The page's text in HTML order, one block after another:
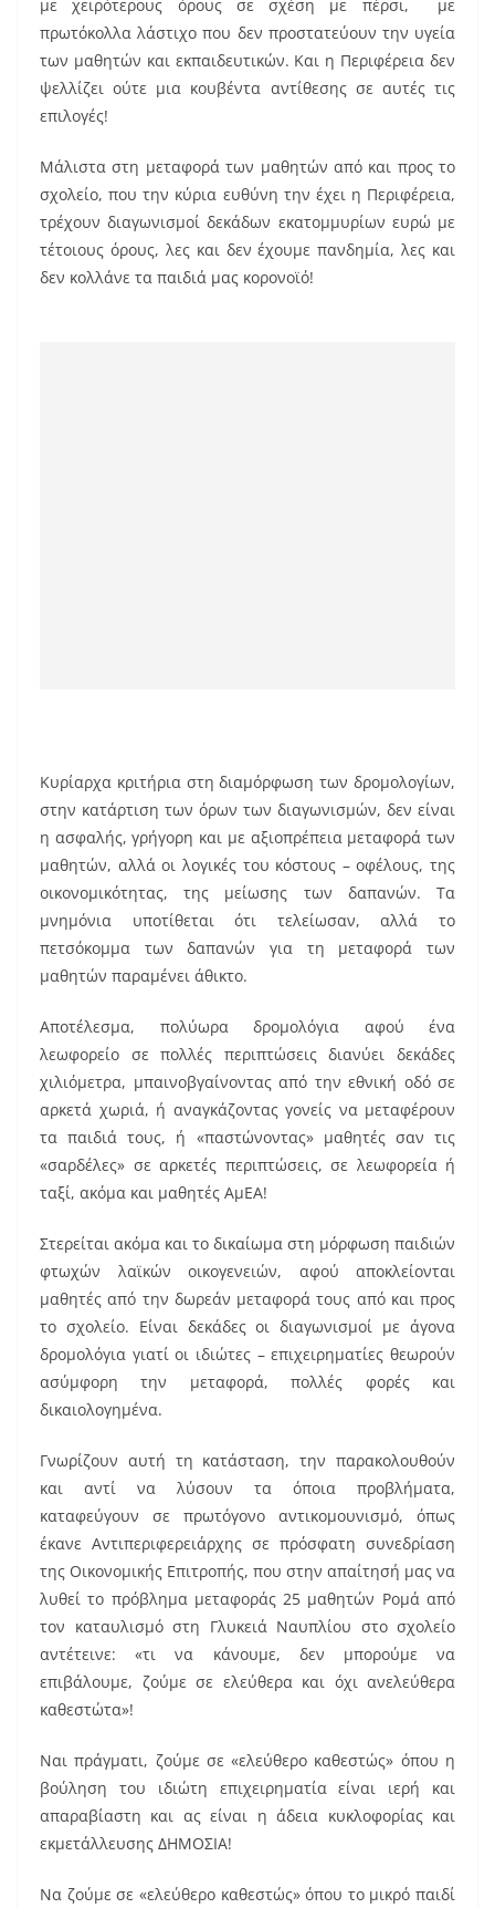
e
b
o
o
k
l e
st
με χειρότερους όρους σε σχέση με πέρσι, με
πρωτόκολλα λάστιχο που δεν προστατεύουν την υγεία
των μαθητών και εκπαιδευτικών. Και η Περιφέρεια δεν
ψελλίζει ούτε μια κουβέντα αντίθεσης σε αυτές τις
επιλογές!
Μάλιστα στη μεταφορά των μαθητών από και προς το
σχολείο, που την κύρια ευθύνη την έχει η Περιφέρεια,
τρέχουν διαγωνισμοί δεκάδων εκατομμυρίων ευρώ με
τέτοιους όρους, λες και δεν έχουμε πανδημία, λες και
δεν κολλάνε τα παιδιά μας κορονοϊό!
Κυρίαρχα κριτήρια στη διαμόρφωση των δρομολογίων,
στην κατάρτιση των όρων των διαγωνισμών, δεν είναι
η ασφαλής, γρήγορη και με αξιοπρέπεια μεταφορά των
μαθητών, αλλά οι λογικές του κόστους – οφέλους, της
οικονομικότητας, της μείωσης των δαπανών. Τα
μνημόνια υποτίθεται ότι τελείωσαν, αλλά το
πετσόκομμα των δαπανών για τη μεταφορά των
μαθητών παραμένει άθικτο.
Αποτέλεσμα, πολύωρα δρομολόγια αφού ένα
λεωφορείο σε πολλές περιπτώσεις διανύει δεκάδες
χιλιόμετρα, μπαινοβγαίνοντας από την εθνική οδό σε
αρκετά χωριά, ή αναγκάζοντας γονείς να μεταφέρουν
τα παιδιά τους, ή «παστώνοντας» μαθητές σαν τις
«σαρδέλες» σε αρκετές περιπτώσεις, σε λεωφορεία ή
ταξί, ακόμα και μαθητές ΑμΕΑ!
Στερείται ακόμα και το δικαίωμα στη μόρφωση παιδιών
φτωχών λαϊκών οικογενειών, αφού αποκλείονται
μαθητές από την δωρεάν μεταφορά τους από και προς
το σχολείο. Είναι δεκάδες οι διαγωνισμοί με άγονα
δρομολόγια γιατί οι ιδιώτες – επιχειρηματίες θεωρούν
ασύμφορη την μεταφορά, πολλές φορές και
δικαιολογημένα.
Γνωρίζουν αυτή τη κατάσταση, την παρακολουθούν
και αντί να λύσουν τα όποια προβλήματα,
καταφεύγουν σε πρωτόγονο αντικομουνισμό, όπως
έκανε Αντιπεριφερειάρχης σε πρόσφατη συνεδρίαση
της Οικονομικής Επιτροπής, που στην απαίτησή μας να
λυθεί το πρόβλημα μεταφοράς 25 μαθητών Ρομά από
τον καταυλισμό στη Γλυκειά Ναυπλίου στο σχολείο
αντέτεινε: «τι να κάνουμε, δεν μπορούμε να
επιβάλουμε, ζούμε σε ελεύθερα και όχι ανελεύθερα
καθεστώτα»!
Ναι πράγματι, ζούμε σε «ελεύθερο καθεστώς» όπου η
βούληση του ιδιώτη επιχειρηματία είναι ιερή και
απαραβίαστη και ας είναι η άδεια κυκλοφορίας και
εκμετάλλευσης ΔΗΜΟΣΙΑ!
Να ζούμε σε «ελεύθερο καθεστώς» όπου το μικρό παιδί